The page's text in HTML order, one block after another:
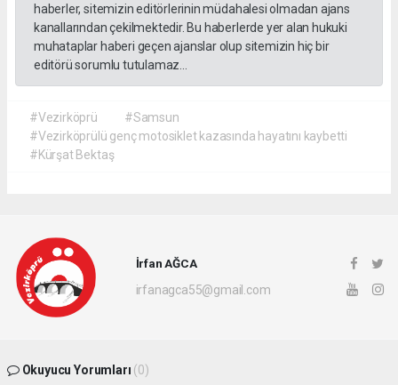
haberler, sitemizin editörlerinin müdahalesi olmadan ajans
kanallarından çekilmektedir. Bu haberlerde yer alan hukuki
muhataplar haberi geçen ajanslar olup sitemizin hiç bir
editörü sorumlu tutulamaz...
#Vezirköprü
#Samsun
#Vezirköprülü genç motosiklet kazasında hayatını kaybetti
#Kürşat Bektaş
İrfan AĞCA
irfanagca55@gmail.com
Okuyucu Yorumları (0)